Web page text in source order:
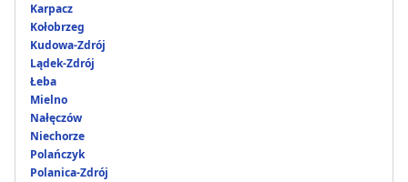
Karpacz
Kołobrzeg
Kudowa-Zdrój
Lądek-Zdrój
Łeba
Mielno
Nałęczów
Niechorze
Polańczyk
Polanica-Zdrój